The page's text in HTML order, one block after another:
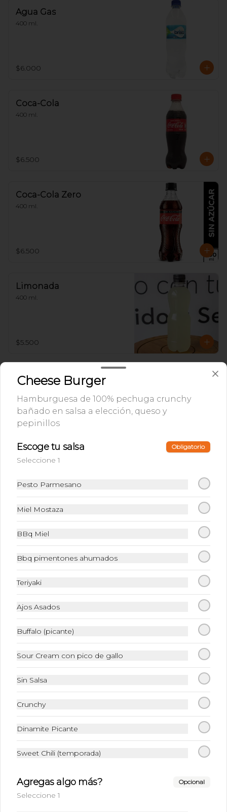
Agua Gas
400 ml.
$6.000
Coca-Cola
400 ml.
$6.500
Coca-Cola Zero
400 ml.
$6.500
Limonada
400 ml.
$5.500
Sprite
Té durazno
400 ml.
$6.500
Conócenos
Términos y condiciones
Política de privacidad
Cheese Burger
Hamburguesa de 100% pechuga crunchy
bañado en salsa a elección, queso y
pepinillos
Escoge tu salsa Obligatorio
Seleccione 1
Pesto Parmesano
Miel Mostaza
BBq Miel
Bbq pimentones ahumados
Teriyaki
Ajos Asados
Buffalo (picante)
Sour Cream con pico de gallo
Sin Salsa
Crunchy
Dinamite Picante
Sweet Chili (temporada)
Agregas algo más? Opcional
Seleccione 1